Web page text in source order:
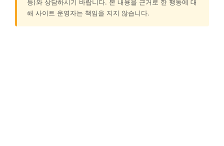
등)와 상담하시기 바랍니다. 본 내용을 근거로 한 행동에 대
해 사이트 운영자는 책임을 지지 않습니다.